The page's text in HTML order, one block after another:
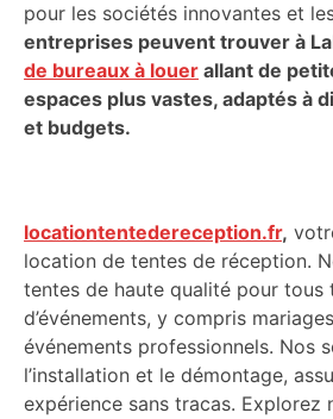
pour les sociétés innovantes et
entreprises peuvent trouver à
de bureaux à louer allant de
espaces plus vastes, adaptés à
et budgets.
locationtentedereception.fr,
location de tentes de réception.
tentes de haute qualité pour tous
d’événements, y compris
événements professionnels. Nos
l’installation et le démontage,
expérience sans tracas. Explorez